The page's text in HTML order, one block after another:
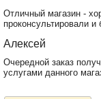
Отличный магазин -
проконсультировали и
Алексей
Очередной заказ
услугами данного